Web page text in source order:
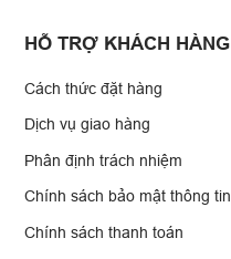
HỖ TRỢ KHÁCH HÀNG
Cách thức đặt hàng
Dịch vụ giao hàng
Phân định trách nhiệm
Chính sách bảo mật thông tin
Chính sách thanh toán